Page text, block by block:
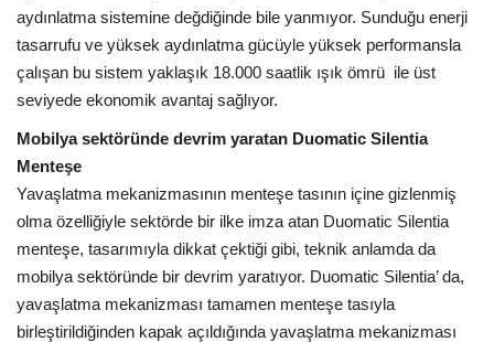
Araştırma - İnceleme
Lezzet Durakları
Röportajlar
Gezi - Yorum
Sizlerden Gelenler
Yorumlar
aydınlatma sistemine değdiğinde bile yanmıyor. Sunduğu enerji
tasarrufu ve yüksek aydınlatma gücüyle yüksek performansla
çalışan bu sistem yaklaşık 18.000 saatlik ışık ömrü ile üst
seviyede ekonomik avantaj sağlıyor.
Mobilya sektöründe devrim yaratan Duomatic Silentia
Menteşe
Yavaşlatma mekanizmasının menteşe tasının içine gizlenmiş
olma özelliğiyle sektörde bir ilke imza atan Duomatic Silentia
menteşe, tasarımıyla dikkat çektiği gibi, teknik anlamda da
mobilya sektöründe bir devrim yaratıyor. Duomatic Silentia’ da,
yavaşlatma mekanizması tamamen menteşe tasıyla
birleştirildiğinden kapak açıldığında yavaşlatma mekanizması